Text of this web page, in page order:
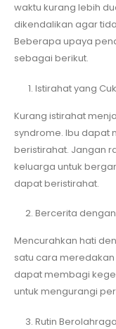
waktu kurang lebih
dikendalikan agar
Beberapa upaya
sebagai berikut.
Istirahat yang
Kurang istirahat
syndrome. Ibu dapat
beristirahat. Jangan
keluarga untuk
dapat beristirahat.
Bercerita
Mencurahkan hati
satu cara
dapat membagi
untuk mengurangi
Rutin Berolahraga